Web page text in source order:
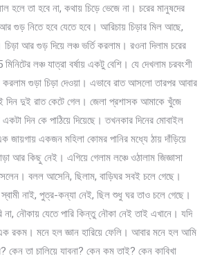
হলে তা হবে না, কথায় চিড়ে ভেজে না। চরের মানুষদের
আর গুড় নিতে হবে যেতে হবে। আরিচায় চিড়ার মিল আছে,
আর গুড় দিয়ে লঞ্চ ভর্তি করলাম। রওনা দিলাম চরের
লঞ্চ যাত্রা বর্ষায় একটু বেশি। যে দেখলাম চরবংশী
করলাম গুড়া চিড়া দেওয়া। এভাবে রাত আসলো তারপর আবার
দুই রাত কেটে গেল। জেলা প্রশাসক আমাকে খুঁজে
দিন কে পাঠিয়ে দিয়েছে। তখনকার দিনের মোবাইল
একজন মহিলা কোমর পানির মধ্যে ঠায় দাঁড়িয়ে
আর কিছু নেই। এগিয়ে গেলাম লঞ্চে ওঠালাম জিজ্ঞাসা
বলল আসেনি, ছিলাম, বাড়িঘর সবই চলে গেছে।
নাই, পুত্র-কন্যা নেই, ছিল শুধু ঘর তাও চলে গেছে।
না, নৌকায় যেতে পারি কিন্তু নৌকা নেই তাই এখানে। যদি
রকম। মনে হল জ্ঞান হারিয়ে ফেলি। আবার মনে হল আমি
কেন তা চালিয়ে যাবনা? কেন কম তাই? কেন কাবিখা